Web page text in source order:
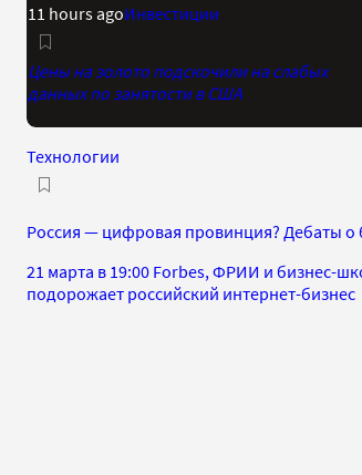
11 hours agoИнвестиции
Цены на золото подскочили на слабых
данных по занятости в США
Технологии
Россия — цифровая провинция? Дебаты
21 марта в 19:00 Forbes, ФРИИ и бизнес-
подорожает российский интернет-бизнес